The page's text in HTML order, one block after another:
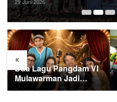
«
Dua Lagu Pangdam VI
Mulawarman Jadi
Sorotan di Kompetisi